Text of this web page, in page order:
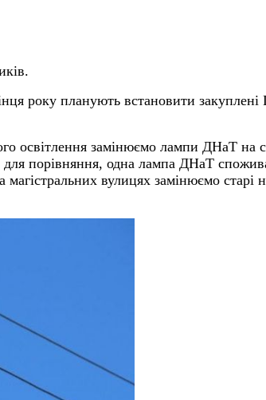
року планують встановити
освітлення замінюємо лампи ДНаТ
порівняння, одна лампа ДНаТ
вулицях замінюємо